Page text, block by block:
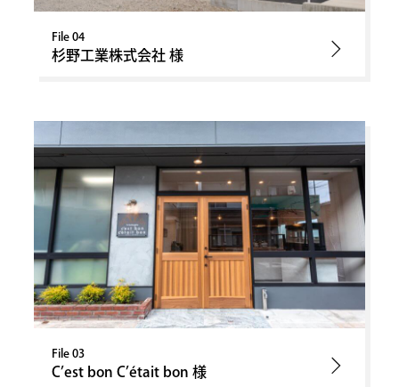
File 04
杉野工業株式会社 様
File 03
C’est bon C’était bon 様